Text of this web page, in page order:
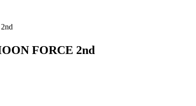
FORCE 2nd